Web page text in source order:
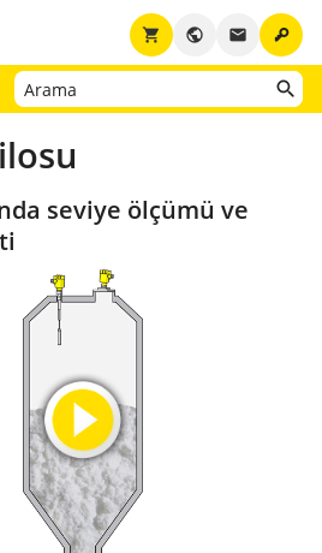
key
email
public
shopping_cart
seviye ölçümü ve